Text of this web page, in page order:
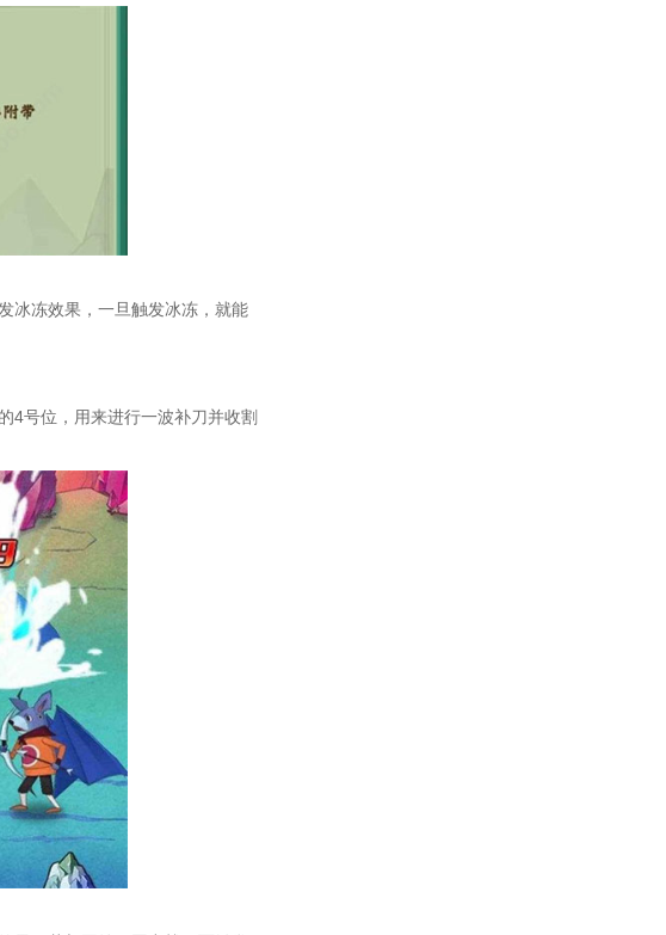
冰冻效果，一旦触发冰冻，就能
4号位，用来进行一波补刀并收割